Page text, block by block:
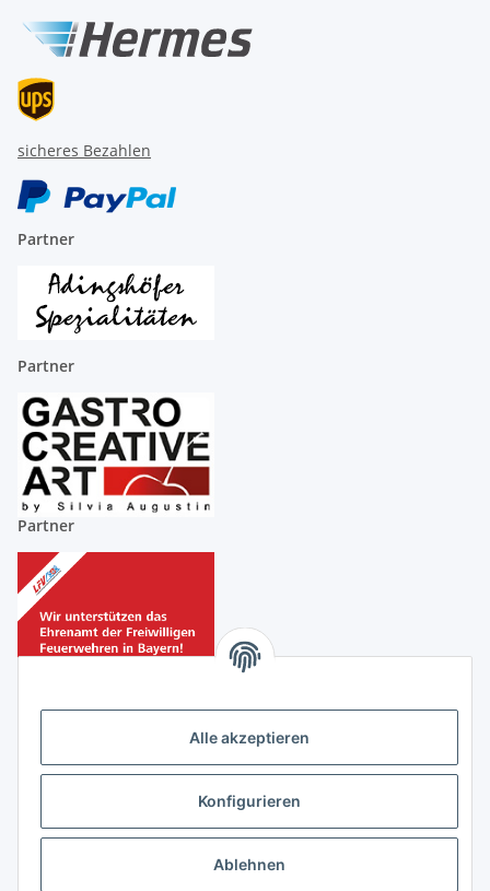
Alle akzeptieren
Konfigurieren
Ablehnen
sicheres Bezahlen
Partner
Partner
Partner